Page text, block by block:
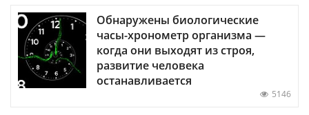
Обнаружены биологические
часы-хронометр организма —
когда они выходят из строя,
развитие человека
останавливается
5146